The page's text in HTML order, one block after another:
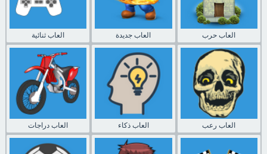
العاب ثنائية العاب جديدة العاب حرب
العاب دراجات العاب ذكاء العاب رعب